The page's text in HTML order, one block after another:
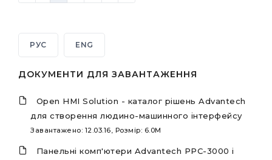
РУС ENG
ДОКУМЕНТИ ДЛЯ ЗАВАНТАЖЕННЯ
Open HMI Solution - каталог рішень Advantech
для створення людино-машинного інтерфейсу
Завантажено: 12.03.16, Розмір: 6.0M
Панельні комп'ютери Advantech PPC-3000 і